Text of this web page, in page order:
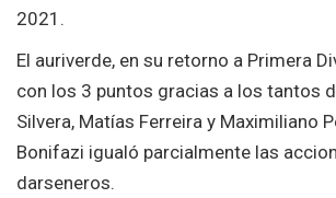
2021.
El auriverde, en su retorno a Primera
con los 3 puntos gracias a los tantos
Silvera, Matías Ferreira y Maximiliano
Bonifazi igualó parcialmente las
darseneros.